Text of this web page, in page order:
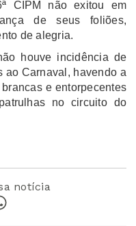
CIPM não exitou em
de seus foliões,
de alegria.
houve incidência de
ao Carnaval, havendo a
e entorpecentes
no circuito do
notícia